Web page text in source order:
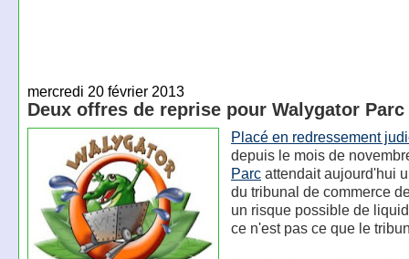
mercredi 20 février 2013
Deux offres de reprise pour Walygator Parc
Placé en redressement
depuis le mois de
Parcattendait aujourd'hui
du tribunal de commerce
un risque possible de
ce n'est pas ce que le